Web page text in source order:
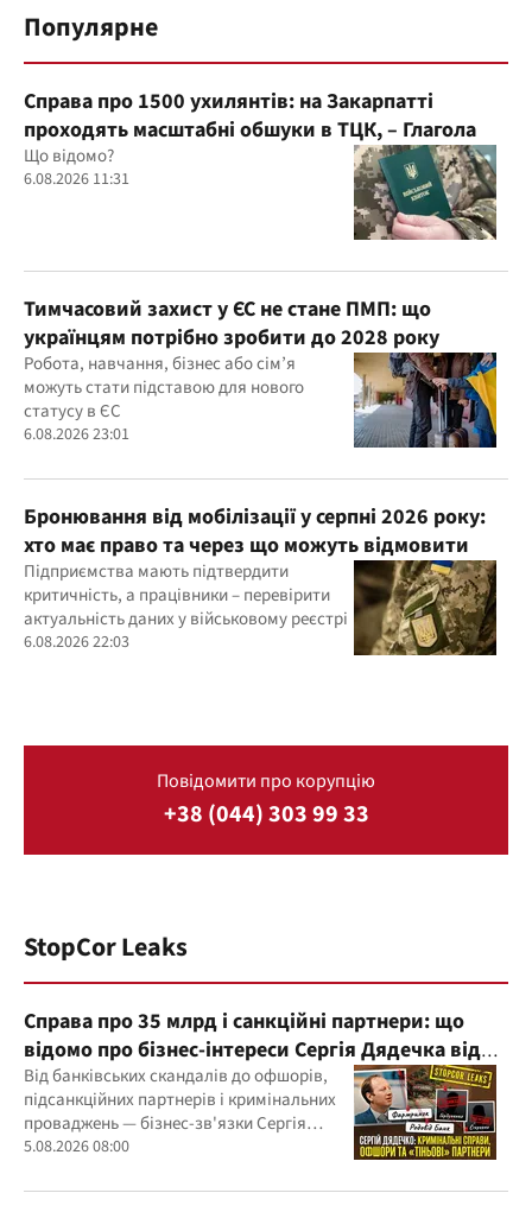
Популярне
Справа про 1500 ухилянтів: на Закарпатті
проходять масштабні обшуки в ТЦК, – Глагола
Що відомо?
6.08.2026 11:31
Тимчасовий захист у ЄС не стане ПМП: що
українцям потрібно зробити до 2028 року
Робота, навчання, бізнес або сім’я
можуть стати підставою для нового
статусу в ЄС
6.08.2026 23:01
Бронювання від мобілізації у серпні 2026 року:
хто має право та через що можуть відмовити
Підприємства мають підтвердити
критичність, а працівники – перевірити
актуальність даних у військовому реєстрі
6.08.2026 22:03
Повідомити про корупцію
+38 (044) 303 99 33
StopCor Leaks
Справа про 35 млрд і санкційні партнери: що
відомо про бізнес-інтереси Сергія Дядечка від
"Родовід Банку" до "ФАРМАСЕЛ"
Від банківських скандалів до офшорів,
підсанкційних партнерів і кримінальних
проваджень — бізнес-зв'язки Сергія
Дядечка й досі простягаються через
5.08.2026 08:00